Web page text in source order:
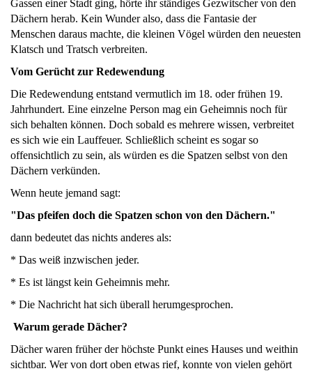
Gassen einer Stadt ging, hörte ihr ständiges Gezwitscher von den
Dächern herab. Kein Wunder also, dass die Fantasie der
Menschen daraus machte, die kleinen Vögel würden den neuesten
Klatsch und Tratsch verbreiten.
Vom Gerücht zur Redewendung
Die Redewendung entstand vermutlich im 18. oder frühen 19.
Jahrhundert. Eine einzelne Person mag ein Geheimnis noch für
sich behalten können. Doch sobald es mehrere wissen, verbreitet
es sich wie ein Lauffeuer. Schließlich scheint es sogar so
offensichtlich zu sein, als würden es die Spatzen selbst von den
Dächern verkünden.
Wenn heute jemand sagt:
"Das pfeifen doch die Spatzen schon von den Dächern."
dann bedeutet das nichts anderes als:
* Das weiß inzwischen jeder.
* Es ist längst kein Geheimnis mehr.
* Die Nachricht hat sich überall herumgesprochen.
Warum gerade Dächer?
Dächer waren früher der höchste Punkt eines Hauses und weithin
sichtbar. Wer von dort oben etwas rief, konnte von vielen gehört